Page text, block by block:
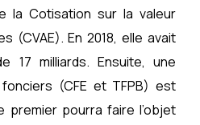
la Cotisation sur la valeur
(CVAE). En 2018, elle avait
17 milliards. Ensuite, une
(CFE et TFPB) est
premier pourra faire l’objet